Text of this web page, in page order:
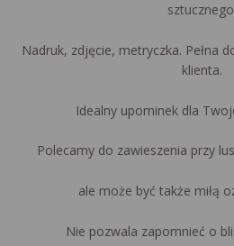
Nadruk, zdjęcie, metryczka. Pełna
klienta.
Idealny upominek dla
Polecamy do zawieszenia przy
ale może być także miłą
Nie pozwala zapomnieć o